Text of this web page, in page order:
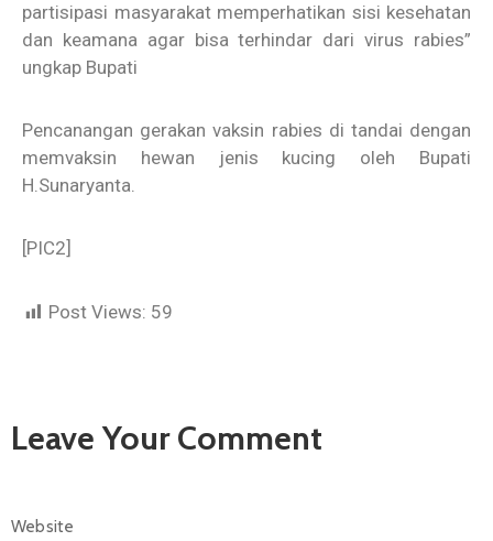
partisipasi masyarakat memperhatikan sisi kesehatan
dan keamana agar bisa terhindar dari virus rabies”
ungkap Bupati
Pencanangan gerakan vaksin rabies di tandai dengan
memvaksin hewan jenis kucing oleh Bupati
H.Sunaryanta.
[PIC2]
Post Views: 59
Leave Your Comment